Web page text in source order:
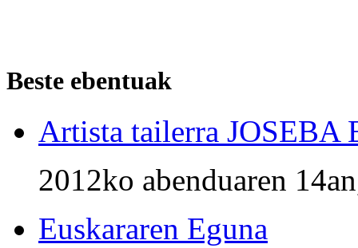
Beste ebentuak
Artista tailerra JOSEBA
2012ko abenduaren
Euskararen Eguna